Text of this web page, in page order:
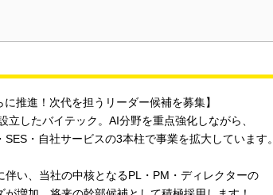
に推進！次代を担うリーダー候補を募集】
立したバイテック。AI分野を重点強化しながら、
SES・自社サービスの3本柱で事業を拡大しています。
伴い、当社の中核となるPL・PM・ディレクターの